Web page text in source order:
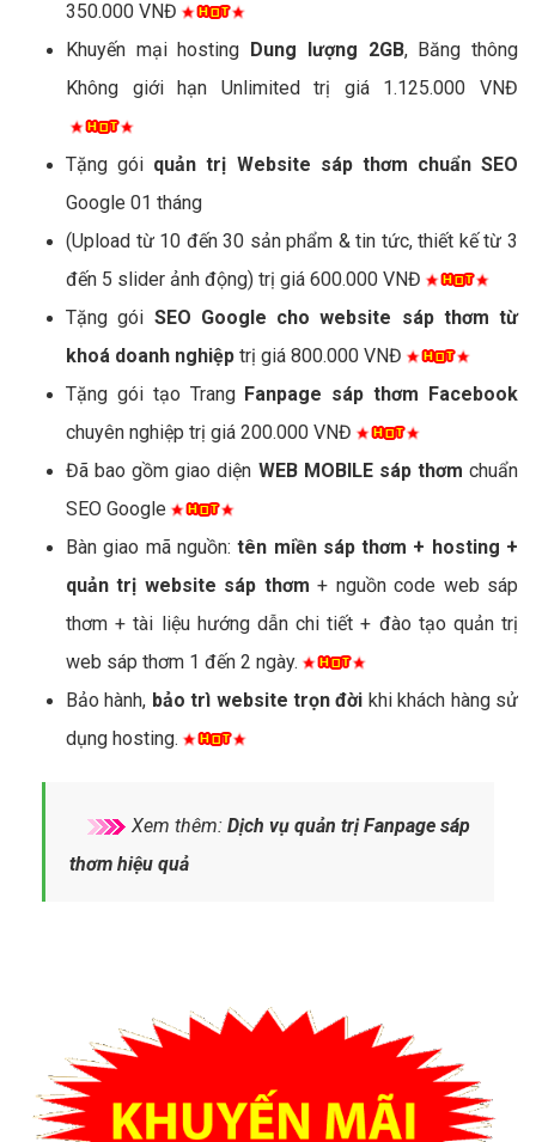
350.000 VNĐ
Khuyến mại hosting Dung lượng 2GB, Băng thông
Không giới hạn Unlimited trị giá 1.125.000 VNĐ
Tặng gói quản trị Website sáp thơm chuẩn SEO
Google 01 tháng
(Upload từ 10 đến 30 sản phẩm & tin tức, thiết kế từ 3
đến 5 slider ảnh động) trị giá 600.000 VNĐ
Tặng gói SEO Google cho website sáp thơm từ
khoá doanh nghiệp trị giá 800.000 VNĐ
Tặng gói tạo Trang Fanpage sáp thơm Facebook
chuyên nghiệp trị giá 200.000 VNĐ
Đã bao gồm giao diện WEB MOBILE sáp thơm chuẩn
SEO Google
Bàn giao mã nguồn:tên miền sáp thơm + hosting +
quản trị website sáp thơm + nguồn code web sáp
thơm + tài liệu hướng dẫn chi tiết + đào tạo quản trị
web sáp thơm 1 đến 2 ngày.
Bảo hành, bảo trì website trọn đời khi khách hàng sử
dụng hosting.
Xem thêm: Dịch vụ quản trị Fanpage sáp
thơm hiệu quả